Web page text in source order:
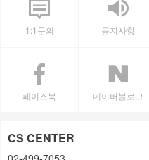
1:1문의 공지사항
페이스북 네이버블로그
CS CENTER